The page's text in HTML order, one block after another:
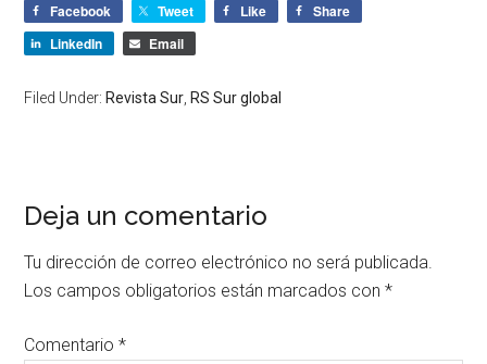
Facebook Tweet Like
Share
LinkedIn
Email
Filed Under: Revista Sur, RS Sur global
Deja un comentario
Tu dirección de correo electrónico no será publicada.
Los campos obligatorios están marcados con*
Comentario*